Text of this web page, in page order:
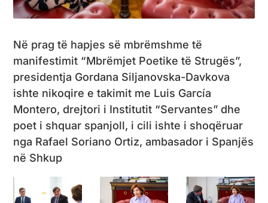
Në prag të hapjes së mbrëmshme të
manifestimit “Mbrëmjet Poetike të Strugës”,
presidentja Gordana Siljanovska-Davkova
ishte nikoqire e takimit me Luis García
Montero, drejtori i Institutit “Servantes” dhe
poet i shquar spanjoll, i cili ishte i shoqëruar
nga Rafael Soriano Ortiz, ambasador i Spanjës
në Shkup